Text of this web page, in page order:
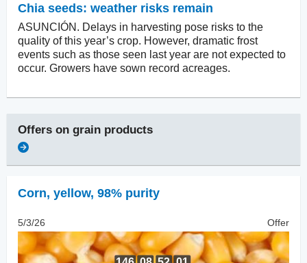
Chia seeds: weather risks remain
ASUNCIÓN. Delays in harvesting pose risks to the
quality of this year’s crop. However, dramatic frost
events such as those seen last year are not expected to
occur. Growers have sown record acreages.
Offers on grain products
Corn, yellow, 98% purity
5/3/26 Offer